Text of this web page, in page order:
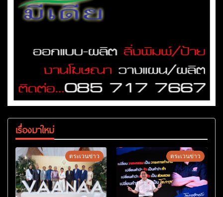
เรื่องมาใหม่
ตระเวนข่าว ตระเวนข่าว